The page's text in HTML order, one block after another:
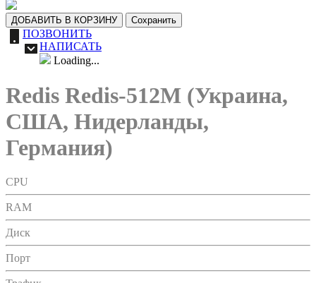
ДОБАВИТЬ В КОРЗИНУ Сохранить
ПОЗВОНИТЬ
НАПИСАТЬ
Loading...
Redis Redis-512M (Украина,
США, Нидерланды,
Германия)
CPU
RAM
Диск
Порт